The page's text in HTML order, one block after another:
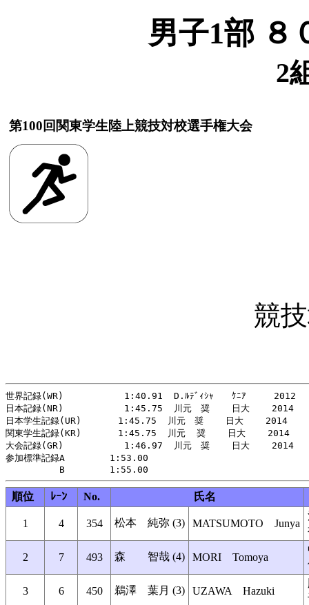
男子1部 ８
2
第100回関東学生陸上競技対校選手権大会
競
世界記録(WR)           1:40.91  D.ﾙﾃﾞｨｼｬ　　ｹﾆｱ     2012
日本記録(NR)           1:45.75  川元　奨    日大    2014
日本学生記録(UR)     　1:45.75  川元　奨    日大    2014
関東学生記録(KR)    　 1:45.75  川元  奨    日大    2014
大会記録(GR)           1:46.97  川元　奨    日大    2014
参加標準記録A　　　　　1:53.00
順位 ﾚｰﾝ No. 氏名
1 4 354 松本 純弥 (3) MATSUMOTO Junya
2 7 493 森 智哉 (4) MORI Tomoya
3 6 450 鵜澤 葉月 (3) UZAWA Hazuki